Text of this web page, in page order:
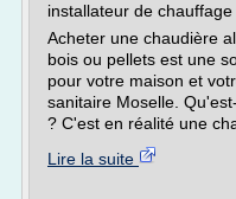
installateur de
Acheter une chaudière
bois ou pellets est une
pour votre maison et
sanitaire Moselle.
? C'est en réalité une
Lire la suite